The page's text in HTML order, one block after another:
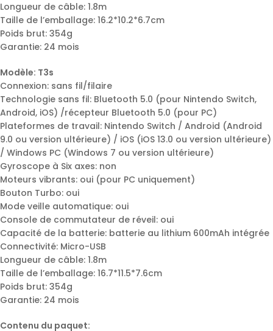
Longueur de câble: 1.8m
Taille de l’emballage: 16.2*10.2*6.7cm
Poids brut: 354g
Garantie: 24 mois
Modèle: T3s
Connexion: sans fil/filaire
Technologie sans fil: Bluetooth 5.0 (pour Nintendo Switch,
Android, iOS) /récepteur Bluetooth 5.0 (pour PC)
Plateformes de travail: Nintendo Switch / Android (Android
9.0 ou version ultérieure) / iOS (iOS 13.0 ou version ultérieure)
/ Windows PC (Windows 7 ou version ultérieure)
Gyroscope à Six axes: non
Moteurs vibrants: oui (pour PC uniquement)
Bouton Turbo: oui
Mode veille automatique: oui
Console de commutateur de réveil: oui
Capacité de la batterie: batterie au lithium 600mAh intégrée
Connectivité: Micro-USB
Longueur de câble: 1.8m
Taille de l’emballage: 16.7*11.5*7.6cm
Poids brut: 354g
Garantie: 24 mois
Contenu du paquet: